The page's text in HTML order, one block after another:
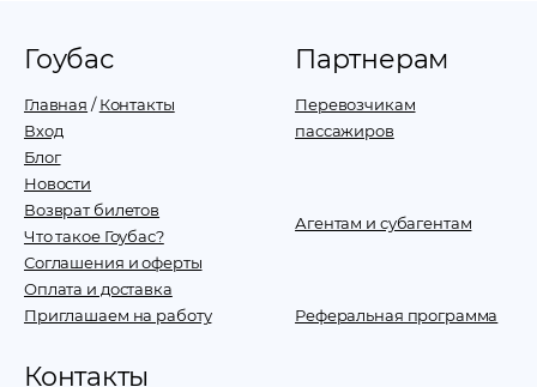
Гоубас
Главная /Контакты
Вход
Блог
Новости
Возврат билетов
Что такое Гоубас?
Соглашения и оферты
Оплата и доставка
Приглашаем на работу
Партнерам
Перевозчикам
пассажиров
Агентам и субагентам
Реферальная программа
Контакты